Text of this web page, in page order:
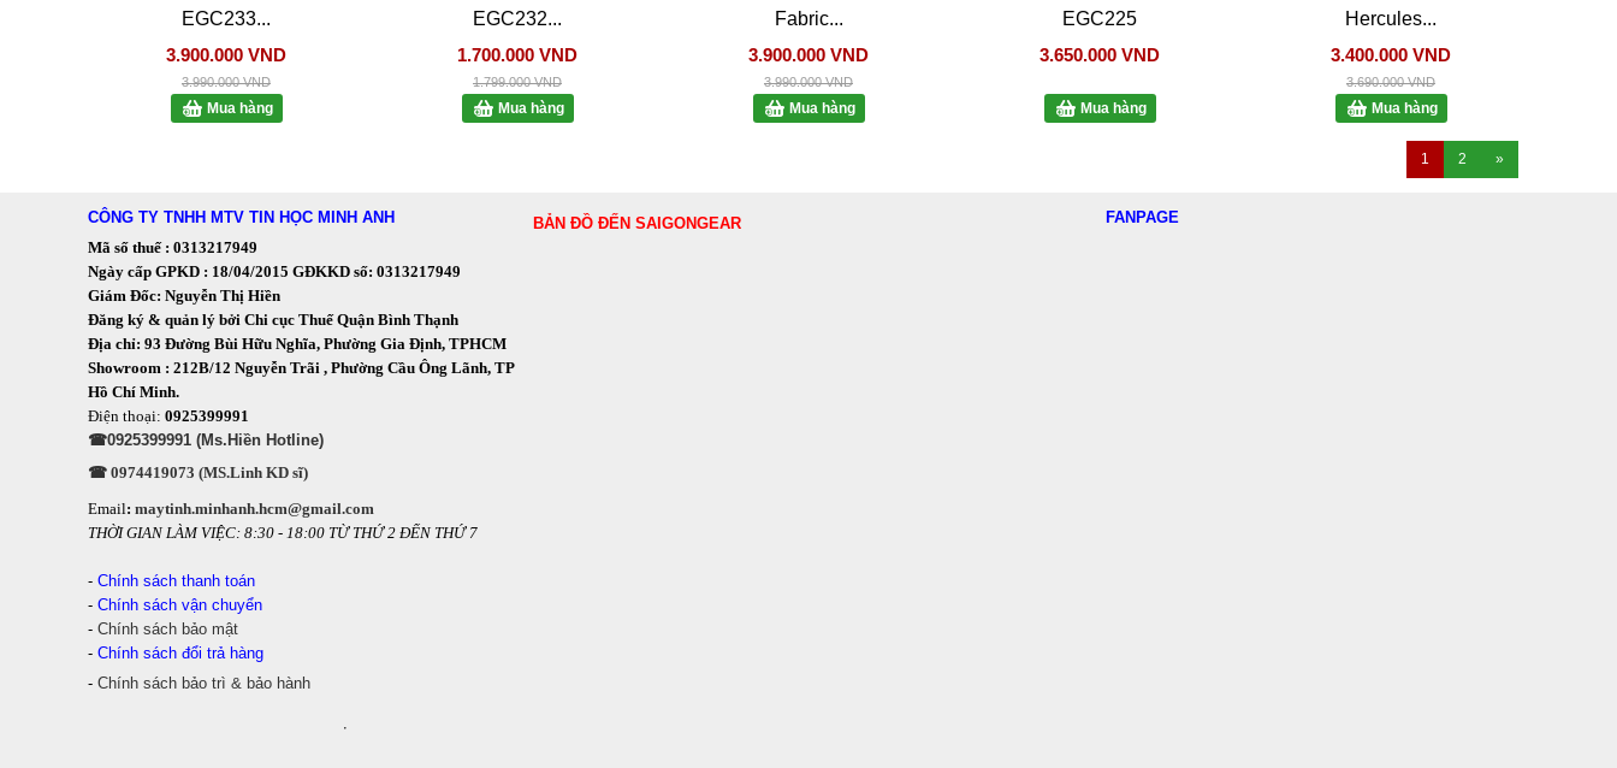
EGC233...
3.900.000 VND
3.990.000 VND
Mua hàng
EGC232...
1.700.000 VND
1.799.000 VND
Mua hàng
Fabric...
3.900.000 VND
3.990.000 VND
Mua hàng
EGC225
3.650.000 VND
Mua hàng
Hercules...
3.400.000 VND
3.690.000 VND
Mua hàng
1 2 »
CÔNG TY TNHH MTV TIN HỌC MINH ANH
Mã số thuế : 0313217949
Ngày cấp GPKD : 18/04/2015 GĐKKD số: 0313217949
Giám Đốc: Nguyễn Thị Hiền
Đăng ký & quản lý bởi Chi cục Thuế Quận Bình Thạnh
Địa chỉ: 93 Đường Bùi Hữu Nghĩa, Phường Gia Định, TPHCM
Showroom : 212B/12 Nguyễn Trãi , Phường Cầu Ông Lãnh, TP
Hồ Chí Minh.
Điện thoại: 0925399991
☎0925399991 (Ms.Hiền Hotline)
☎ 0974419073 (MS.Linh KD sĩ)
Email: maytinh.minhanh.hcm@gmail.com
THỜI GIAN LÀM VIỆC: 8:30 - 18:00 TỪ THỨ 2 ĐẾN THỨ 7
- Chính sách thanh toán
- Chính sách vận chuyển
- Chính sách bảo mật
- Chính sách đổi trả hàng
- Chính sách bảo trì & bảo hành
BẢN ĐỒ ĐẾN SAIGONGEAR FANPAGE